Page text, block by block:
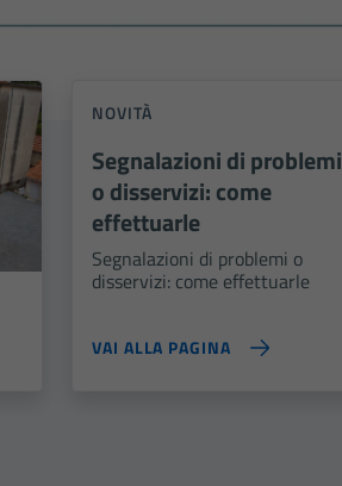
NOVITÀ
Segnalazioni di problemi
o disservizi: come
effettuarle
Segnalazioni di problemi o
disservizi: come effettuarle
VAI ALLA PAGINA